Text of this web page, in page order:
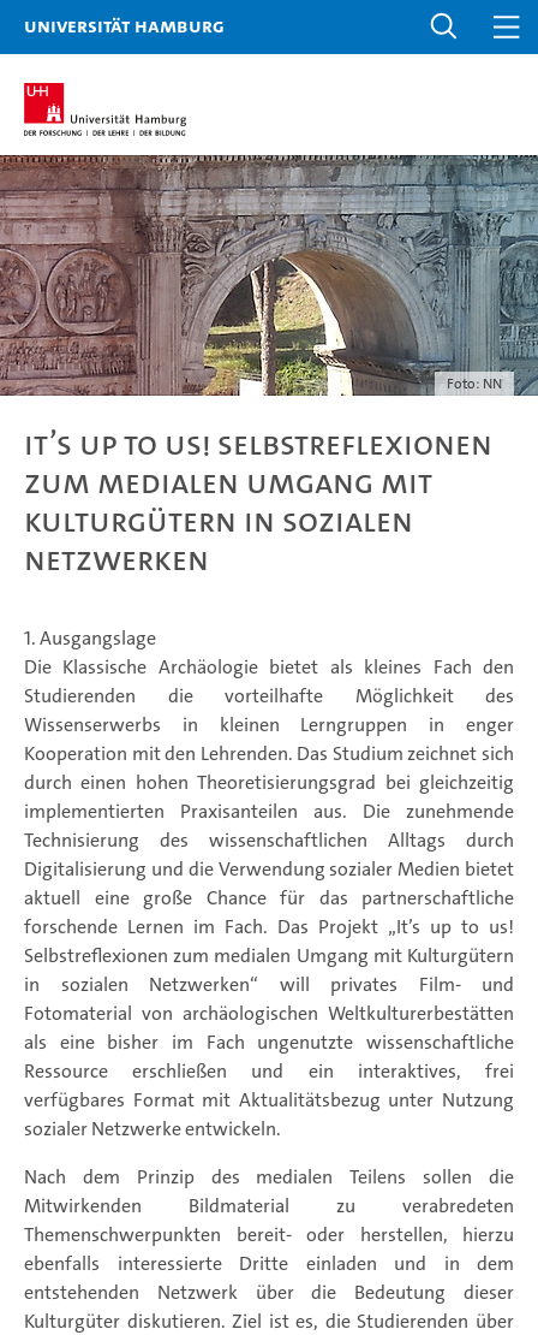
Universität Hamburg
Foto: NN
It’s up to us! Selbstreflexionen
zum medialen Umgang mit
Kulturgütern in sozialen
Netzwerken
1. Ausgangslage
Die Klassische Archäologie bietet als kleines Fach den
Studierenden die vorteilhafte Möglichkeit des
Wissenserwerbs in kleinen Lerngruppen in enger
Kooperation mit den Lehrenden. Das Studium zeichnet sich
durch einen hohen Theoretisierungsgrad bei gleichzeitig
implementierten Praxisanteilen aus. Die zunehmende
Technisierung des wissenschaftlichen Alltags durch
Digitalisierung und die Verwendung sozialer Medien bietet
aktuell eine große Chance für das partnerschaftliche
forschende Lernen im Fach. Das Projekt „It’s up to us!
Selbstreflexionen zum medialen Umgang mit Kulturgütern
in sozialen Netzwerken“ will privates Film- und
Fotomaterial von archäologischen Weltkulturerbestätten
als eine bisher im Fach ungenutzte wissenschaftliche
Ressource erschließen und ein interaktives, frei
verfügbares Format mit Aktualitätsbezug unter Nutzung
sozialer Netzwerke entwickeln.
Nach dem Prinzip des medialen Teilens sollen die
Mitwirkenden Bildmaterial zu verabredeten
Themenschwerpunkten bereit- oder herstellen, hierzu
ebenfalls interessierte Dritte einladen und in dem
entstehenden Netzwerk über die Bedeutung dieser
Kulturgüter diskutieren. Ziel ist es, die Studierenden über